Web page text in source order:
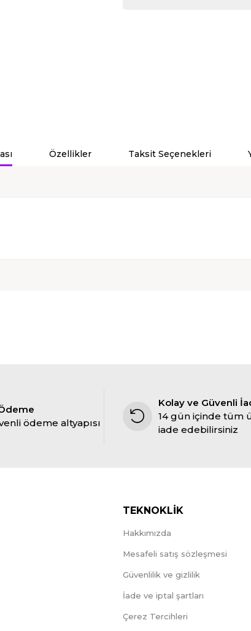
Özellikler Taksit Seçenekleri
ödeme altyapısı
Kolay ve Güvenli
14 gün içinde tüm
iade edebilirsiniz
TEKNOKLİK
Hakkımızda
Mesafeli satış sözleşmesi
Güvenlilik ve gizlilik
İade ve iptal şartları
Çerez Tercihleri